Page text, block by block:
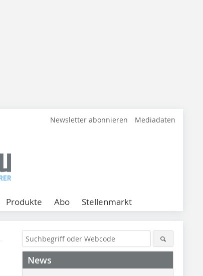
Newsletter abonnieren Mediadaten
Produkte Abo Stellenmarkt
News